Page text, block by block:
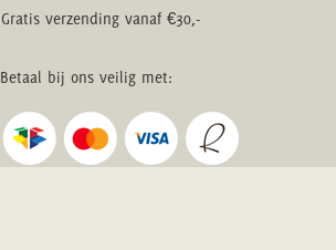
Gratis verzending vanaf €30,-
Betaal bij ons veilig met: